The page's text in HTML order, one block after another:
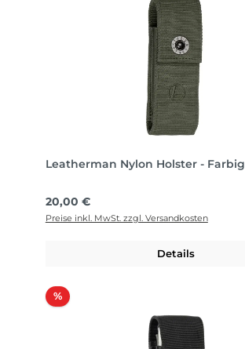
Leatherman Nylon Holster - Farbig
Regulärer Preis:
20,00 €
Preise inkl. MwSt. zzgl. Versandkosten
Details
%Rabatt